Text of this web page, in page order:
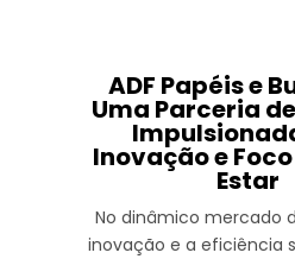
ADF Papéis e
Uma Parceria
Inovação e
Estar
No dinâmico mercado
inovação e a eficiência